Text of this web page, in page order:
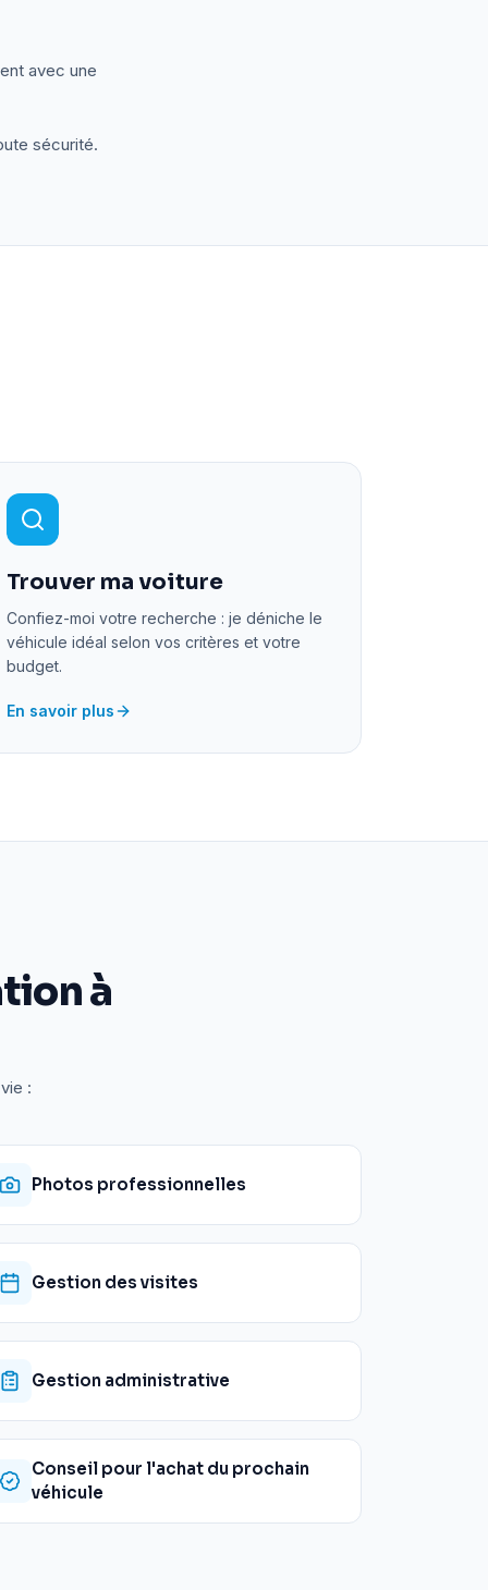
avec une
sécurité.
Trouver ma voiture
Confiez-moi votre recherche : je déniche le
véhicule idéal selon vos critères et votre
budget.
En savoir plus
à
:
Photos professionnelles
Gestion des visites
Gestion administrative
Conseil pour l'achat du prochain
véhicule